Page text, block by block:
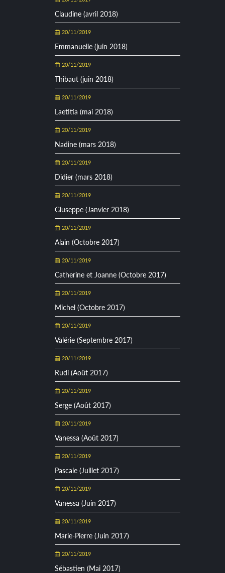
Claudine (avril 2018)
20/11/2019
Emmanuelle (juin 2018)
20/11/2019
Thibaut (juin 2018)
20/11/2019
Laetitia (mai 2018)
20/11/2019
Nadine (mars 2018)
20/11/2019
Didier (mars 2018)
20/11/2019
Giuseppe (Janvier 2018)
20/11/2019
Alain (Octobre 2017)
20/11/2019
Catherine et Joanne (Octobre 2017)
20/11/2019
Michel (Octobre 2017)
20/11/2019
Valérie (Septembre 2017)
20/11/2019
Rudi (Août 2017)
20/11/2019
Serge (Août 2017)
20/11/2019
Vanessa (Août 2017)
20/11/2019
Pascale (Juillet 2017)
20/11/2019
Vanessa (Juin 2017)
20/11/2019
Marie-Pierre (Juin 2017)
20/11/2019
Sébastien (Mai 2017)